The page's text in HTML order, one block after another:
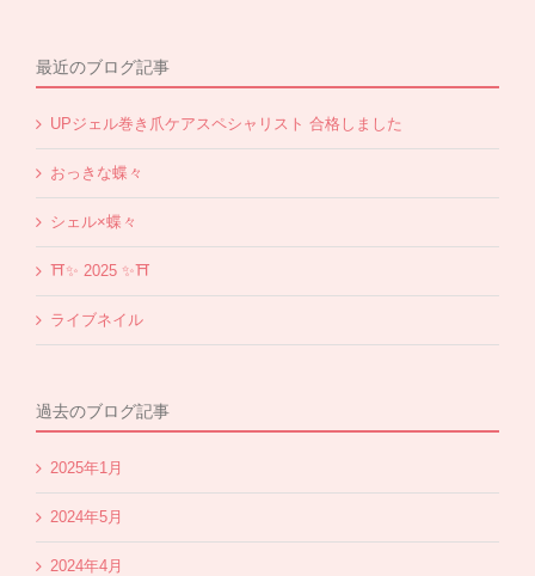
最近のブログ記事
UPジェル巻き爪ケアスペシャリスト 合格しました
おっきな蝶々
シェル×蝶々
⛩✨️ 2025 ✨️⛩
ライブネイル
過去のブログ記事
2025年1月
2024年5月
2024年4月